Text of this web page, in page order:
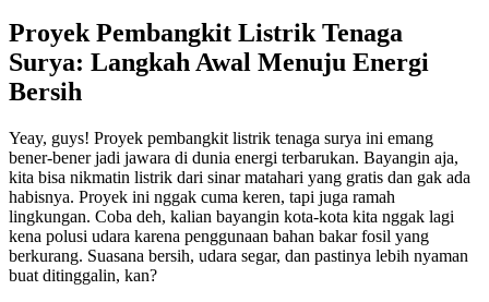
Proyek Pembangkit Listrik Tenaga
Surya: Langkah Awal Menuju Energi
Bersih
Yeay, guys! Proyek pembangkit listrik tenaga surya ini emang
bener-bener jadi jawara di dunia energi terbarukan. Bayangin aja,
kita bisa nikmatin listrik dari sinar matahari yang gratis dan gak ada
habisnya. Proyek ini nggak cuma keren, tapi juga ramah
lingkungan. Coba deh, kalian bayangin kota-kota kita nggak lagi
kena polusi udara karena penggunaan bahan bakar fosil yang
berkurang. Suasana bersih, udara segar, dan pastinya lebih nyaman
buat ditinggalin, kan?